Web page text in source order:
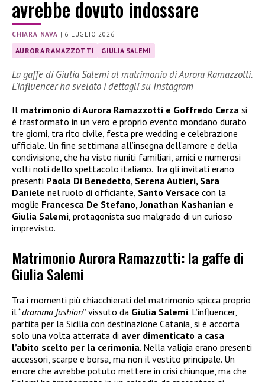
avrebbe dovuto indossare
CHIARA NAVA | 6 LUGLIO 2026
AURORA RAMAZZOTTI GIULIA SALEMI
La gaffe di Giulia Salemi al matrimonio di Aurora Ramazzotti.
L’influencer ha svelato i dettagli su Instagram
Il matrimonio di Aurora Ramazzotti e Goffredo Cerza si
è trasformato in un vero e proprio evento mondano durato
tre giorni, tra rito civile, festa pre wedding e celebrazione
ufficiale. Un fine settimana all’insegna dell’amore e della
condivisione, che ha visto riuniti familiari, amici e numerosi
volti noti dello spettacolo italiano. Tra gli invitati erano
presenti Paola Di Benedetto, Serena Autieri, Sara
Daniele nel ruolo di officiante, Santo Versace con la
moglie Francesca De Stefano, Jonathan Kashanian e
Giulia Salemi, protagonista suo malgrado di un curioso
imprevisto.
Matrimonio Aurora Ramazzotti: la gaffe di
Giulia Salemi
Tra i momenti più chiacchierati del matrimonio spicca proprio
il “dramma fashion” vissuto da Giulia Salemi. L’influencer,
partita per la Sicilia con destinazione Catania, si è accorta
solo una volta atterrata di aver dimenticato a casa
l’abito scelto per la cerimonia. Nella valigia erano presenti
accessori, scarpe e borsa, ma non il vestito principale. Un
errore che avrebbe potuto mettere in crisi chiunque, ma che